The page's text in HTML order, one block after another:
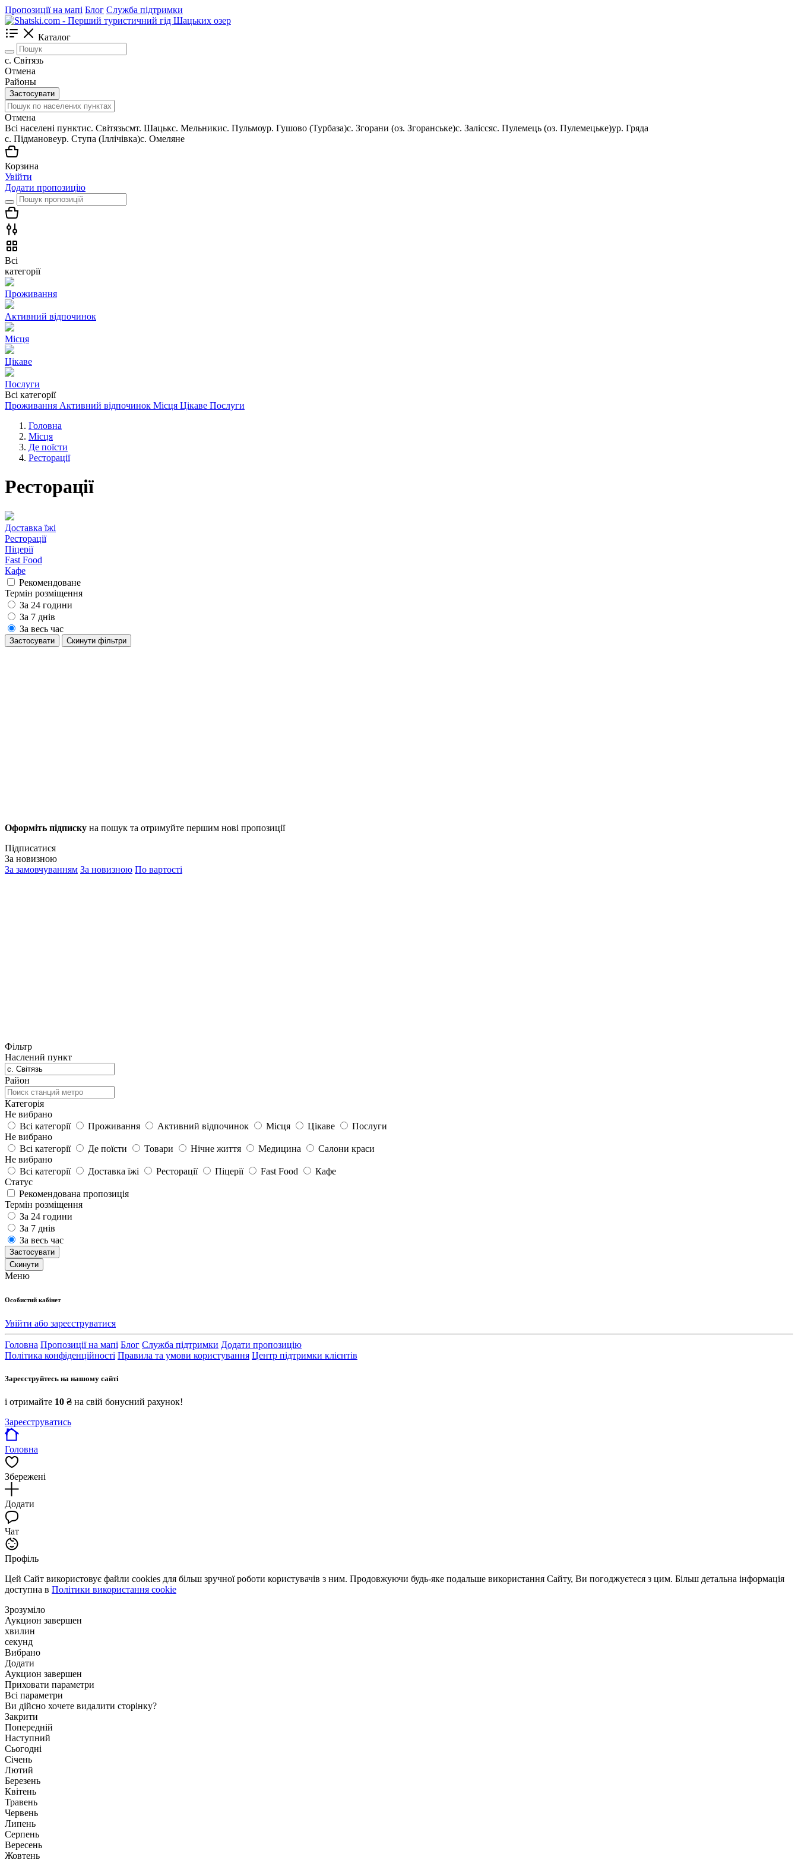
Пропозиції на мапі Блог Служба підтримки
Каталог
c. Світязь
Отмена
Районы
Застосувати
Отмена
Всі населені пунктиc. Світязьсмт. Шацькс. Мельникис. Пульмоур. Гушово (Турбаза)с. Згорани (оз. Згоранське)с. Заліссяс. Пулемець (оз. Пулемецьке)ур. Гряда
с. Підмановеур. Ступа (Іллічівка)с. Омеляне
Корзина
Увійти
Додати пропозицію
Всі
категорії
Проживання
Активний відпочинок
Місця
Цікаве
Послуги
Всі категорії
Проживання Активний відпочинок Місця Цікаве Послуги
Головна
Місця
Де поїсти
Ресторації
Ресторації
Доставка їжі
Ресторації
Піцерії
Fast Food
Кафе
Рекомендоване
Термін розміщення
За 24 години
За 7 днів
За весь час
Застосувати Cкинути фільтри
Оформіть підписку на пошук та отримуйте першим нові пропозиції
Підписатися
За новизною
За замовчуванням За новизною По вартості
Фільтр
Наслений пункт
Район
Категорія
Не вибрано
Всі категорії
Проживання Активний відпочинок Місця Цікаве
Послуги
Не вибрано
Всі категорії
Де поїсти Товари Нічне життя Медицина
Салони краси
Не вибрано
Всі категорії
Доставка їжі Ресторації Піцерії Fast Food
Кафе
Статус
Рекомендована пропозиція
Термін розміщення
За 24 години
За 7 днів
За весь час
Застосувати
Cкинути
Меню
Особистий кабінет
Увійти або зареєструватися
Головна Пропозиції на мапі Блог Служба підтримки Додати пропозицію
Політика конфіденційності Правила та умови користування Центр підтримки клієнтів
Зареєструйтесь на нашому сайті
і отримайте 10 ₴ на свій бонусний рахунок!
Зареєструватись
Головна
Збережені
Додати
Чат
Профіль
Цей Сайт використовує файли cookies для більш зручної роботи користувачів з ним. Продовжуючи будь-яке подальше використання Сайту, Ви погоджуєтеся з цим. Більш детальна інформація
доступна в Політики використання cookie
Зрозуміло
Аукцион завершен
хвилин
секунд
Вибрано
Додати
Аукцион завершен
Приховати параметри
Всі параметри
Ви дійсно хочете видалити сторінку?
Закрити
Попередній
Наступний
Сьогодні
Січень
Лютий
Березень
Квітень
Травень
Червень
Липень
Серпень
Вересень
Жовтень